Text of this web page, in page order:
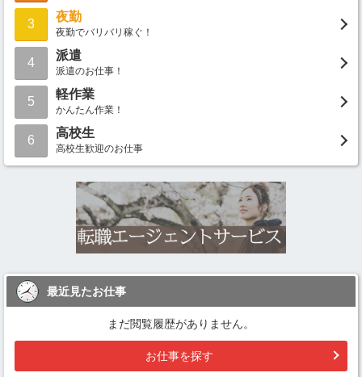
3
夜勤
夜勤でバリバリ稼ぐ！
4
派遣
派遣のお仕事！
5
軽作業
かんたん作業！
6
高校生
高校生歓迎のお仕事
最近見たお仕事
まだ閲覧履歴がありません。
お仕事を探す